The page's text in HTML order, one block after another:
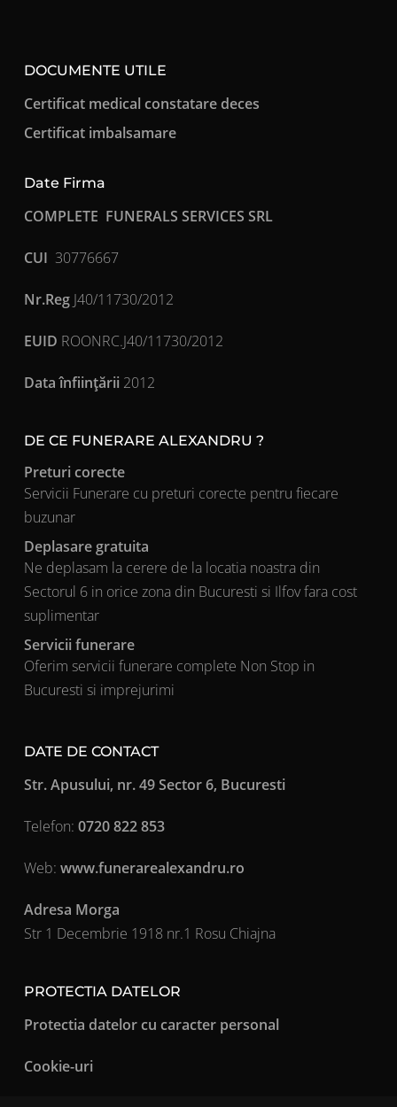
DOCUMENTE UTILE
Certificat medical constatare deces
Certificat imbalsamare
Date Firma
COMPLETE FUNERALS SERVICES SRL
CUI 30776667
Nr.RegJ40/11730/2012
EUID ROONRC.J40/11730/2012
Data înfiinţării 2012
DE CE FUNERARE ALEXANDRU ?
Preturi corecte
Servicii Funerare cu preturi corecte pentru fiecare
buzunar
Deplasare gratuita
Ne deplasam la cerere de la locatia noastra din
Sectorul 6 in orice zona din Bucuresti si Ilfov fara cost
suplimentar
Servicii funerare
Oferim servicii funerare complete Non Stop in
Bucuresti si imprejurimi
DATE DE CONTACT
Str. Apusului, nr. 49 Sector 6, Bucuresti
Telefon: 0720 822 853
Web: www.funerarealexandru.ro
Adresa Morga
Str 1 Decembrie 1918 nr.1 Rosu Chiajna
PROTECTIA DATELOR
Protectia datelor cu caracter personal
Cookie-uri